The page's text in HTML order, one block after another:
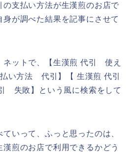
の支払い方法が生漢煎のお店で
が調べた結果を記事にさせて
ネットで、【生漢煎 代引 使え
い方法 代引】【 生漢煎 代引
失敗】という風に検索をして
いって、ふっと思ったのは、
煎のお店で利用できるかどう